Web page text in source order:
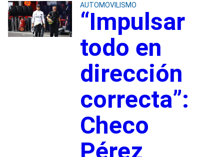
AUTOMOVILISMO
“Impulsar
todo en
dirección
correcta”:
Checo
Pérez